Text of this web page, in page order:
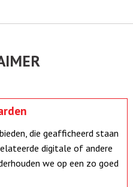
die geafficheerd staan
digitale of andere
we op een zo goed